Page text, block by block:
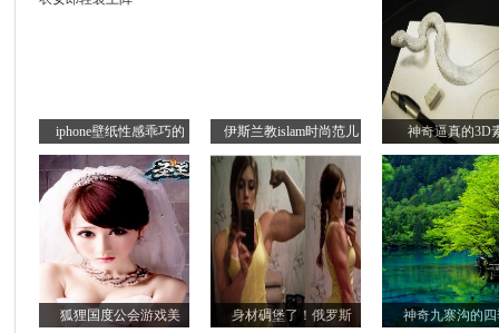
iphone壁纸性感乖巧的 伊斯兰教islam时尚范儿 神奇逼真的3D
狐狸国度公会游戏美 身材碉堡了！俄罗斯 神奇九寨沟的